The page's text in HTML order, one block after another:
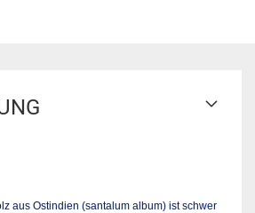
aus Ostindien (santalum album) ist schwer